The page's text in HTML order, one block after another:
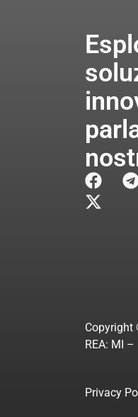
Copyright
REA: MI
Privacy